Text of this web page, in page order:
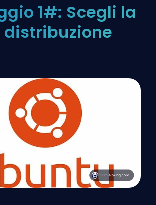
1#: Scegli la